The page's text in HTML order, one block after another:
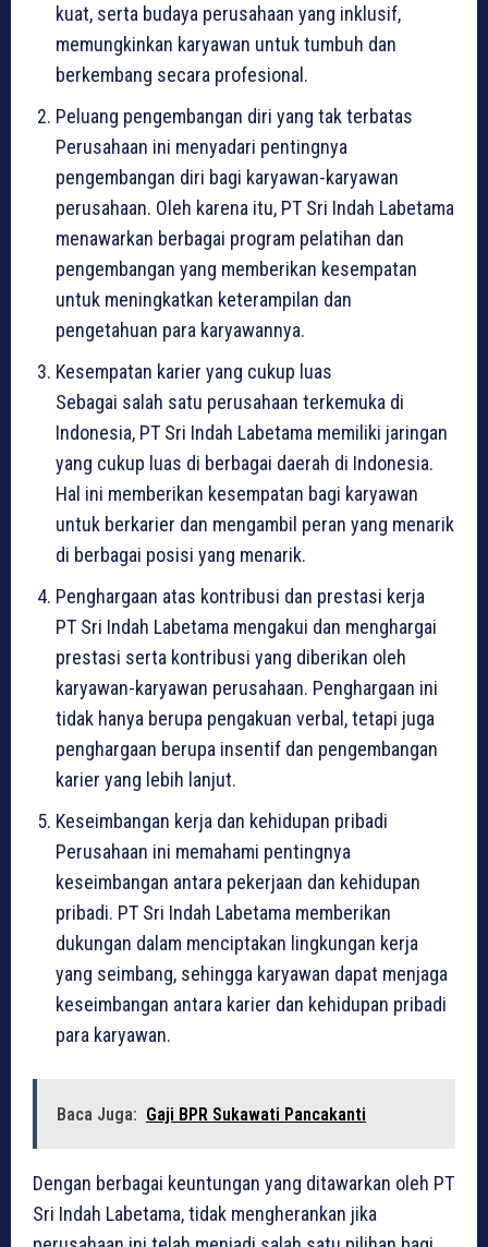
kuat, serta budaya perusahaan yang inklusif,
memungkinkan karyawan untuk tumbuh dan
berkembang secara profesional.
Peluang pengembangan diri yang tak terbatas
Perusahaan ini menyadari pentingnya
pengembangan diri bagi karyawan-karyawan
perusahaan. Oleh karena itu, PT Sri Indah Labetama
menawarkan berbagai program pelatihan dan
pengembangan yang memberikan kesempatan
untuk meningkatkan keterampilan dan
pengetahuan para karyawannya.
Kesempatan karier yang cukup luas
Sebagai salah satu perusahaan terkemuka di
Indonesia, PT Sri Indah Labetama memiliki jaringan
yang cukup luas di berbagai daerah di Indonesia.
Hal ini memberikan kesempatan bagi karyawan
untuk berkarier dan mengambil peran yang menarik
di berbagai posisi yang menarik.
Penghargaan atas kontribusi dan prestasi kerja
PT Sri Indah Labetama mengakui dan menghargai
prestasi serta kontribusi yang diberikan oleh
karyawan-karyawan perusahaan. Penghargaan ini
tidak hanya berupa pengakuan verbal, tetapi juga
penghargaan berupa insentif dan pengembangan
karier yang lebih lanjut.
Keseimbangan kerja dan kehidupan pribadi
Perusahaan ini memahami pentingnya
keseimbangan antara pekerjaan dan kehidupan
pribadi. PT Sri Indah Labetama memberikan
dukungan dalam menciptakan lingkungan kerja
yang seimbang, sehingga karyawan dapat menjaga
keseimbangan antara karier dan kehidupan pribadi
para karyawan.
Baca Juga: Gaji BPR Sukawati Pancakanti
Dengan berbagai keuntungan yang ditawarkan oleh PT
Sri Indah Labetama, tidak mengherankan jika